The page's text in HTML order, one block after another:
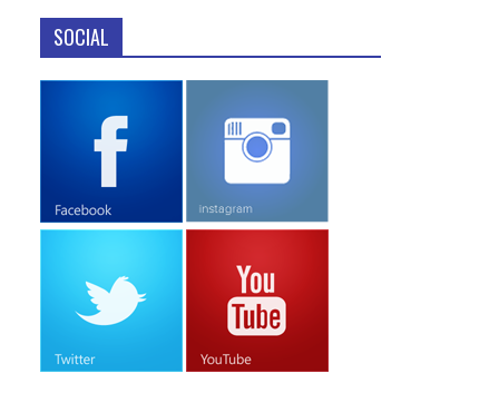
SOCIAL